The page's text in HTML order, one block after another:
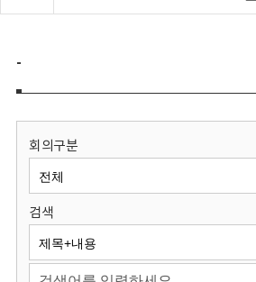
정
보
원
회
-
회의구분
검색